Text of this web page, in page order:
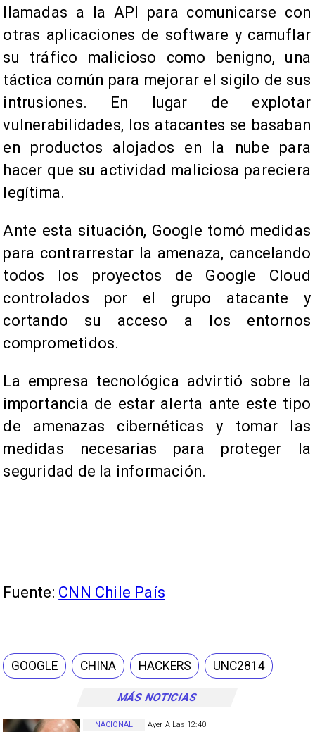
MÁS NOTICIAS
Ayer A Las 12:40
NACIONAL
llamadas a la API para comunicarse con
otras aplicaciones de software y camuflar
su tráfico malicioso como benigno, una
táctica común para mejorar el sigilo de sus
intrusiones. En lugar de explotar
vulnerabilidades, los atacantes se basaban
en productos alojados en la nube para
hacer que su actividad maliciosa pareciera
legítima.
Ante esta situación, Google tomó medidas
para contrarrestar la amenaza, cancelando
todos los proyectos de Google Cloud
controlados por el grupo atacante y
cortando su acceso a los entornos
comprometidos.
La empresa tecnológica advirtió sobre la
importancia de estar alerta ante este tipo
de amenazas cibernéticas y tomar las
medidas necesarias para proteger la
seguridad de la información.
Fuente: CNN Chile País
GOOGLE CHINA HACKERS UNC2814